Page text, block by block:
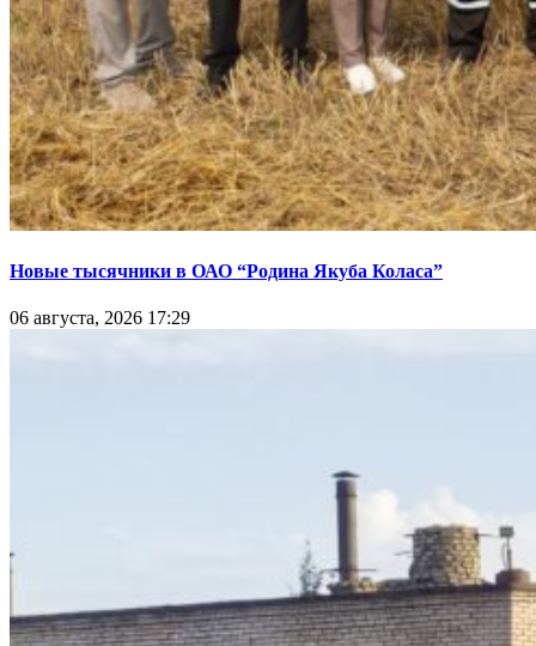
Новые тысячники в ОАО “Родина Якуба Коласа”
06 августа, 2026 17:29